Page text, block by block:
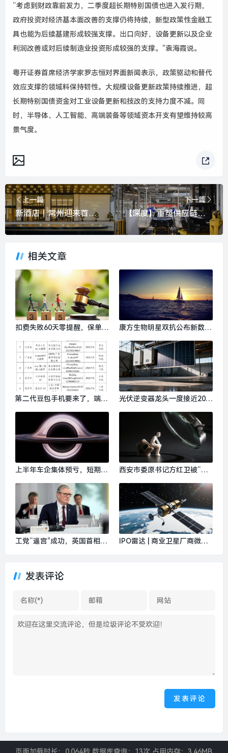
“考虑到财政靠前发力，二季度超长期特别国债也进入发行期，
政府投资对经济基本面改善的支撑仍将持续，新型政策性金融工
具也能为后续基建形成较强支撑。出口向好、设备更新以及企业
利润改善或对后续制造业投资形成较强的支撑。”袁海霞说。
粤开证券首席经济学家罗志恒对界面新闻表示，政策驱动和替代
效应支撑的领域料保持韧性。大规模设备更新政策持续推进，超
长期特别国债资金对工业设备更新和技改的支持力度不减。同
时，半导体、人工智能、高端装备等领域资本开支有望维持较高
景气度。
上一篇
新酒店｜常州迎来首家索菲特，雅高中国扩展至800家|界面新闻 · 旅行
下一篇
【深度】重塑供应链：汽车工厂的生命线到了变革时刻?|界面新闻 · 汽车
相关文章
扣费失败60天零提醒，保单复
险被投保人告上法庭|界面新
闻
康方生物明星双抗公布新数据
第二代豆包手机要来了，端侧
光伏逆变器龙头一度接近20c
影响几何？|界面新闻 · 证券
上半年车企集体预亏，短期承
西安市委原书记方红卫被“双
失管失教|界面新闻 · 中国
工党“逼宫”成功，英国首相斯
IPO雷达 | 商业卫星厂商微纳
发表评论